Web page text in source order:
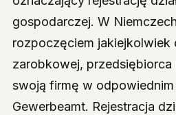
gospodarczej. W
rozpoczęciem jakiejkolwiek
zarobkowej, przedsiębiorca
swoją firmę w
Gewerbeamt. Rejestracja